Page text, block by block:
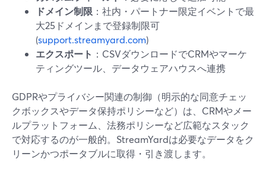
ドメイン制限 ：社内・パートナー限定イベントで最
大25ドメインまで登録制限可
(support.streamyard.com)
エクスポート ：CSVダウンロードでCRMやマーケ
ティングツール、データウェアハウスへ連携
GDPRやプライバシー関連の制御（明示的な同意チェッ
クボックスやデータ保持ポリシーなど）は、CRMやメー
ルプラットフォーム、法務ポリシーなど広範なスタック
で対応するのが一般的。StreamYardは必要なデータをク
リーンかつポータブルに取得・引き渡します。